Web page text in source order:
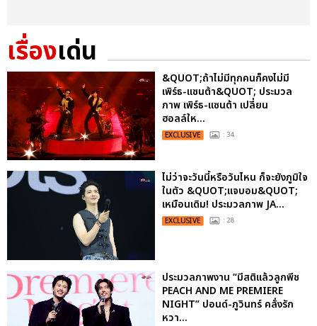
เรื่องเด่น
&QUOT;ถ้าไม่มีทุกคนก็คงไม่มี
เพิร์ธ-แซนต้า&QUOT; ประมวล
ภาพ เพิร์ธ-แซนต้า เปลี่ยน
ฮอลล์ให...
EXCLUSIVE : 34
ไม่ว่าจะวันนี้หรือวันไหน ก็จะยังภูมิใจ
ในตัว &QUOT;แจบอม&QUOT;
เหมือนเดิม! ประมวลภาพ JA...
EXCLUSIVE : 28
ประมวลภาพงาน “มีสติแล้วลูกพีช
PEACH AND ME PREMIERE
NIGHT” ปอนด์-ภูวินทร์ คลั่งรัก
หวา...